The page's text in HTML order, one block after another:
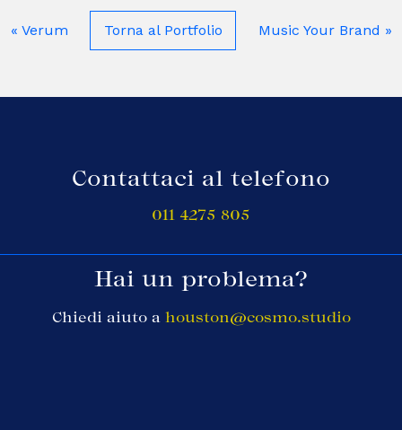
« Verum Torna al Portfolio Music Your Brand »
Contattaci al telefono
011 4275 805
Hai un problema?
Chiedi aiuto a houston@cosmo.studio